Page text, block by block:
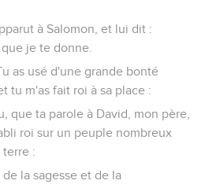
à Salomon, et lui dit :
je te donne.
as usé d'une grande bonté
tu m'as fait roi à sa place :
que ta parole à David, mon père,
roi sur un peuple nombreux
terre :
la sagesse et de la